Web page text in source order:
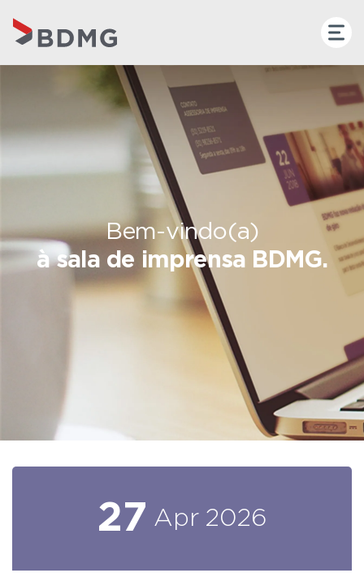
Bem-vindo(a)
à sala de imprensa BDMG.
27 Apr 2026